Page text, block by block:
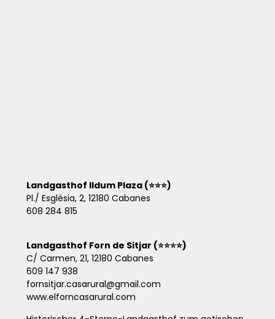
Landgasthof Ildum Plaza (⭐⭐⭐)
Pl./ Església, 2, 12180 Cabanes
608 284 815
Landgasthof Forn de Sitjar (⭐⭐⭐⭐)
C/ Carmen, 21, 12180 Cabanes
609 147 938
fornsitjar.casarural@gmail.com
www.elforncasarural.com